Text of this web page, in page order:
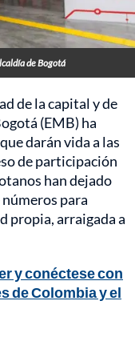
de Bogotá
de la capital y de
(EMB) ha
darán vida a las
de participación
han dejado
para
propia, arraigada a
y conéctese con
de Colombia y el